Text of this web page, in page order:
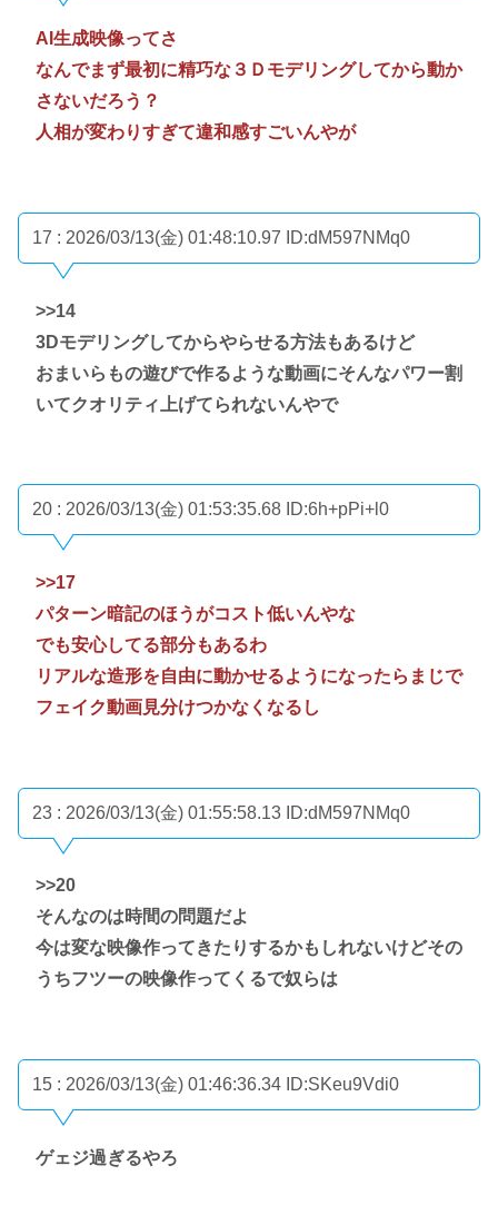
AI生成映像ってさ
なんでまず最初に精巧な３Ｄモデリングしてから動か
さないだろう？
人相が変わりすぎて違和感すごいんやが
17 : 2026/03/13(金) 01:48:10.97 ID:dM597NMq0
>>14
3Dモデリングしてからやらせる方法もあるけど
おまいらもの遊びで作るような動画にそんなパワー割
いてクオリティ上げてられないんやで
20 : 2026/03/13(金) 01:53:35.68 ID:6h+pPi+l0
>>17
パターン暗記のほうがコスト低いんやな
でも安心してる部分もあるわ
リアルな造形を自由に動かせるようになったらまじで
フェイク動画見分けつかなくなるし
23 : 2026/03/13(金) 01:55:58.13 ID:dM597NMq0
>>20
そんなのは時間の問題だよ
今は変な映像作ってきたりするかもしれないけどその
うちフツーの映像作ってくるで奴らは
15 : 2026/03/13(金) 01:46:36.34 ID:SKeu9Vdi0
ゲェジ過ぎるやろ